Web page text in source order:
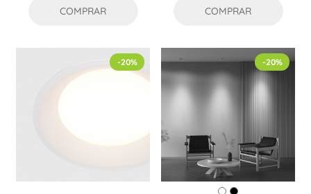
COMPRAR COMPRAR
-20% -20%